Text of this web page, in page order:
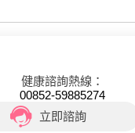
健康諮詢熱線：
00852-59885274
立即諮詢